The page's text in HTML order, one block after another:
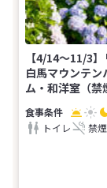
【4/14〜11/3
白馬マウンテ
ム・和洋室（
トイレ
禁煙